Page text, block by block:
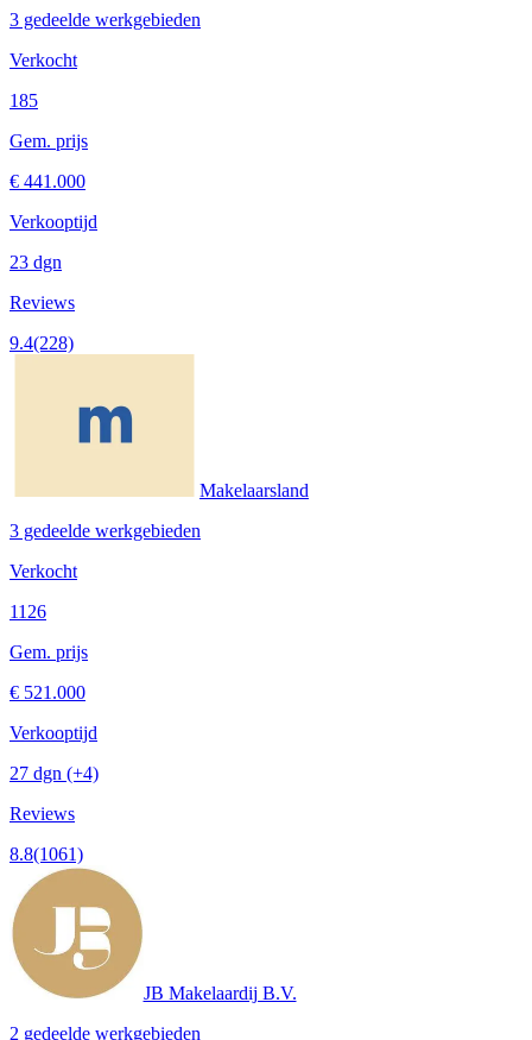
3 gedeelde werkgebieden
Verkocht
185
Gem. prijs
€ 441.000
Verkooptijd
23 dgn
Reviews
9.4(228)
Makelaarsland
3 gedeelde werkgebieden
Verkocht
1126
Gem. prijs
€ 521.000
Verkooptijd
27 dgn (+4)
Reviews
8.8(1061)
JB Makelaardij B.V.
2 gedeelde werkgebieden